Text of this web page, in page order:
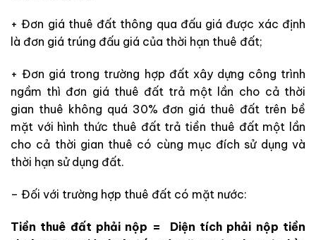
+ Đơn giá thuê đất thông qua đấu giá được xác định
là đơn giá trúng đấu giá của thời hạn thuê đất;
+ Đơn giá trong trường hợp đất xây dựng công trình
ngầm thì đơn giá thuê đất trả một lần cho cả thời
gian thuê không quá 30% đơn giá thuê đất trên bề
mặt với hình thức thuê đất trả tiền thuê đất một lần
cho cả thời gian thuê có cùng mục đích sử dụng và
thời hạn sử dụng đất.
– Đối với trường hợp thuê đất có mặt nước:
Tiền thuê đất phải nộp = Diện tích phải nộp tiền